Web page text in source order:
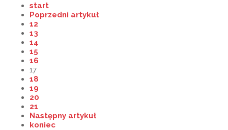
start
Poprzedni artykuł
12
13
14
15
16
17
18
19
20
21
Następny artykuł
koniec